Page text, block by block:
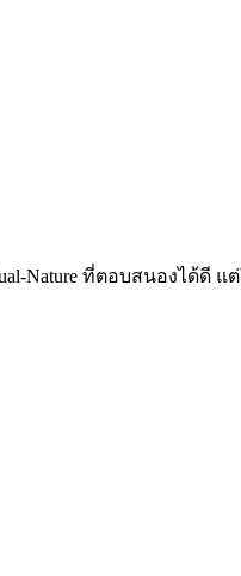
Nature ที่ตอบสนองได้ดี